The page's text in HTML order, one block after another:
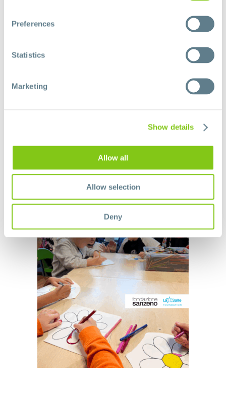
Preferences
Statistics
Marketing
Show details
Allow all
Allow selection
Deny
Instagram